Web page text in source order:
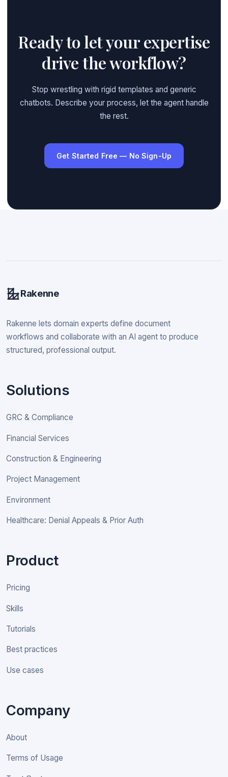
Ready to let your expertise
drive the workflow?
Stop wrestling with rigid templates and generic
chatbots. Describe your process, let the agent handle
the rest.
Get Started Free — No Sign-Up
Rakenne
Rakenne lets domain experts define document
workflows and collaborate with an AI agent to produce
structured, professional output.
Solutions
GRC & Compliance
Financial Services
Construction & Engineering
Project Management
Environment
Healthcare: Denial Appeals & Prior Auth
Product
Pricing
Skills
Tutorials
Best practices
Use cases
Company
About
Terms of Usage